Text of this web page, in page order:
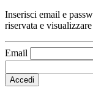
Inserisci email e
riservata e
Email